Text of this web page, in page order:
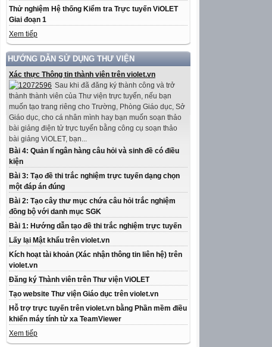
Thử nghiệm Hệ thống Kiểm tra Trực tuyến ViOLET
Giai đoạn 1
Xem tiếp
HƯỚNG DẪN SỬ DỤNG THƯ VIỆN
Xác thực Thông tin thành viên trên violet.vn
Sau khi đã đăng ký thành công và trở
thành thành viên của Thư viện trực tuyến, nếu bạn
muốn tạo trang riêng cho Trường, Phòng Giáo dục, Sở
Giáo dục, cho cá nhân mình hay bạn muốn soạn thảo
bài giảng điện tử trực tuyến bằng công cụ soạn thảo
bài giảng ViOLET, bạn...
Bài 4: Quản lí ngân hàng câu hỏi và sinh đề có điều
kiện
Bài 3: Tạo đề thi trắc nghiệm trực tuyến dạng chọn
một đáp án đúng
Bài 2: Tạo cây thư mục chứa câu hỏi trắc nghiệm
đồng bộ với danh mục SGK
Bài 1: Hướng dẫn tạo đề thi trắc nghiệm trực tuyến
Lấy lại Mật khẩu trên violet.vn
Kích hoạt tài khoản (Xác nhận thông tin liên hệ) trên
violet.vn
Đăng ký Thành viên trên Thư viện ViOLET
Tạo website Thư viện Giáo dục trên violet.vn
Hỗ trợ trực tuyến trên violet.vn bằng Phần mềm điều
khiển máy tính từ xa TeamViewer
Xem tiếp